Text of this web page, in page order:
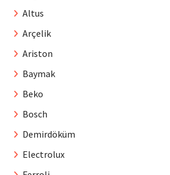
Altus
Arçelik
Ariston
Baymak
Beko
Bosch
Demirdöküm
Electrolux